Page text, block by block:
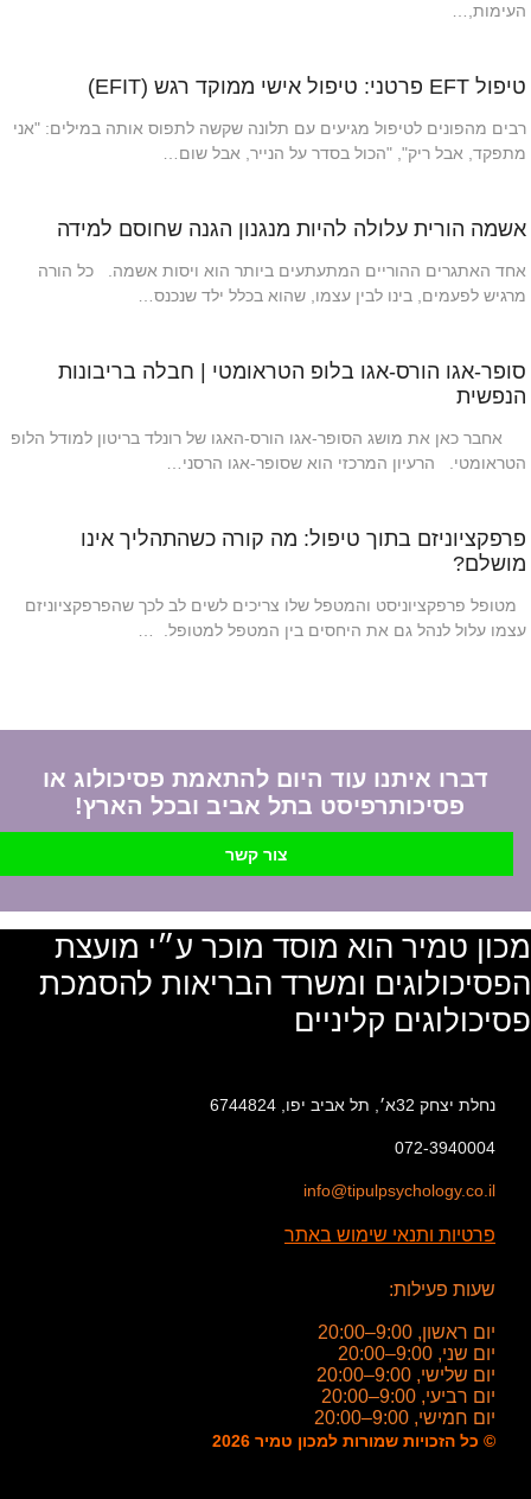
העימות,…
טיפול EFT פרטני: טיפול אישי ממוקד רגש (EFIT)
רבים מהפונים לטיפול מגיעים עם תלונה שקשה לתפוס אותה במילים: "אני
מתפקד, אבל ריק", "הכול בסדר על הנייר, אבל שום…
אשמה הורית עלולה להיות מנגנון הגנה שחוסם למידה
אחד האתגרים ההוריים המתעתעים ביותר הוא ויסות אשמה. כל הורה
מרגיש לפעמים, בינו לבין עצמו, שהוא בכלל ילד שנכנס…
סופר-אגו הורס-אגו בלופ הטראומטי | חבלה בריבונות
הנפשית
אחבר כאן את מושג הסופר-אגו הורס-האגו של רונלד בריטון למודל הלופ
הטראומטי. הרעיון המרכזי הוא שסופר-אגו הרסני…
פרפקציוניזם בתוך טיפול: מה קורה כשהתהליך אינו
מושלם?
מטופל פרפקציוניסט והמטפל שלו צריכים לשים לב לכך שהפרפקציוניזם
עצמו עלול לנהל גם את היחסים בין המטפל למטופל. …
דברו איתנו עוד היום להתאמת פסיכולוג או
פסיכותרפיסט בתל אביב ובכל הארץ!
צור קשר
מכון טמיר הוא מוסד מוכר ע״י מועצת
הפסיכולוגים ומשרד הבריאות להסמכת
פסיכולוגים קליניים
נחלת יצחק 32א׳, תל אביב יפו, 6744824
072-3940004
info@tipulpsychology.co.il
פרטיות ותנאי שימוש באתר
שעות פעילות:
יום ראשון, 9:00–20:00
יום שני, 9:00–20:00
יום שלישי, 9:00–20:00
יום רביעי, 9:00–20:00
יום חמישי, 9:00–20:00
© כל הזכויות שמורות למכון טמיר 2026